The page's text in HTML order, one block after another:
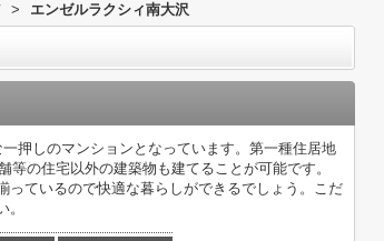
> エンゼルラクシィ南大沢
押しのマンションとなっています。第一種住居地
の住宅以外の建築物も建てることが可能です。
ているので快適な暮らしができるでしょう。こだ